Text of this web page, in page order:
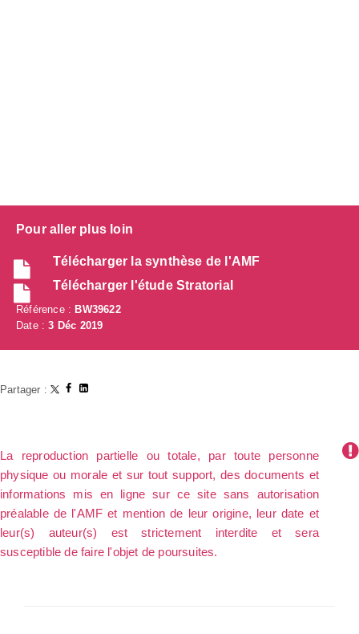
Pour aller plus loin
Télécharger la synthèse de l'AMF
Télécharger l'étude Stratorial
Référence : BW39622
Date :3 Déc 2019
Partager :
La reproduction partielle ou totale, par toute personne
physique ou morale et sur tout support, des documents et
informations mis en ligne sur ce site sans autorisation
préalable de l'AMF et mention de leur origine, leur date et
leur(s) auteur(s) est strictement interdite et sera
susceptible de faire l'objet de poursuites.